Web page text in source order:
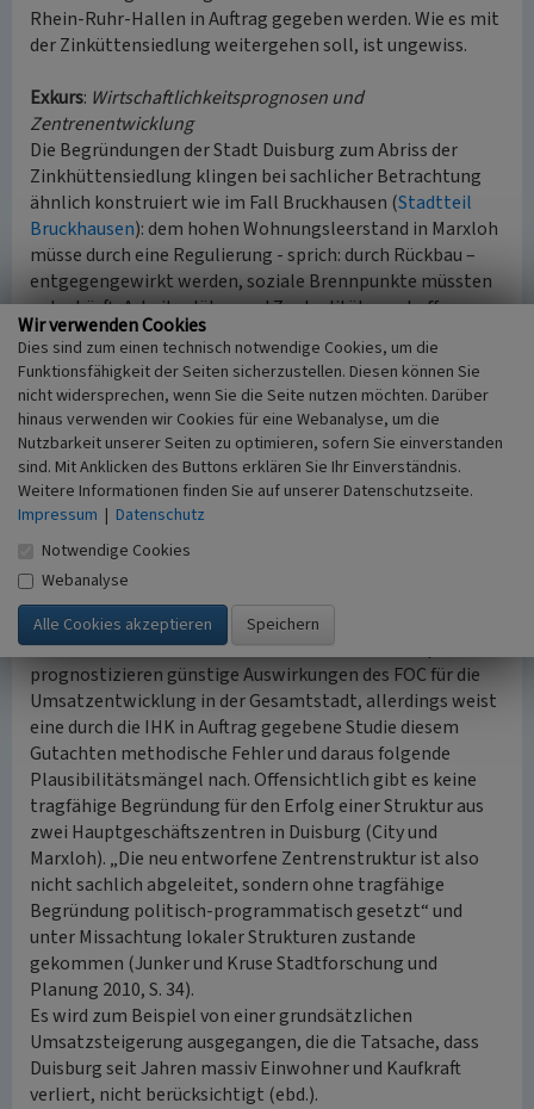
Rhein-Ruhr-Hallen in Auftrag gegeben werden. Wie es mit
der Zinküttensiedlung weitergehen soll, ist ungewiss.
Exkurs: Wirtschaftlichkeitsprognosen und
Zentrenentwicklung
Die Begründungen der Stadt Duisburg zum Abriss der
Zinkhüttensiedlung klingen bei sachlicher Betrachtung
ähnlich konstruiert wie im Fall Bruckhausen (Stadtteil
Bruckhausen): dem hohen Wohnungsleerstand in Marxloh
müsse durch eine Regulierung - sprich: durch Rückbau –
entgegengewirkt werden, soziale Brennpunkte müssten
entschärft, Arbeitsplätze und Zentralität geschaffen,
Einnahmen generiert werden… . Allerdings: in der
Zinkhüttensiedlung gab es weder Leerstand noch soziale
Brennpunkte; es war eine intakte Wohnsiedlung ohne
Brennpunkte. Die Bonität der Investorenfirma scheint
mehr als zweifelhaft zu sein und die Prognosen zu den
wirtschaftlichen Auswirkungen des FOC sind methodisch
unsauber erstellt. Mit dem Beschluss zum Bau eines FOC
in Marxloh weicht die Stadt Duisburg außerdem stark von
den im Masterplan Innenstadt von Sir Norman Foster
dargelegten und politisch akzeptierten
Entwicklungsvorschlägen ab.
Ein von der Stadt in Auftrag gegebenes Gutachten sowie
das städtische Einzelhandels- und Zentrenkonzept
prognostizieren günstige Auswirkungen des FOC für die
Umsatzentwicklung in der Gesamtstadt, allerdings weist
eine durch die IHK in Auftrag gegebene Studie diesem
Gutachten methodische Fehler und daraus folgende
Plausibilitätsmängel nach. Offensichtlich gibt es keine
tragfähige Begründung für den Erfolg einer Struktur aus
zwei Hauptgeschäftszentren in Duisburg (City und
Marxloh). „Die neu entworfene Zentrenstruktur ist also
nicht sachlich abgeleitet, sondern ohne tragfähige
Begründung politisch-programmatisch gesetzt“ und
unter Missachtung lokaler Strukturen zustande
gekommen (Junker und Kruse Stadtforschung und
Planung 2010, S. 34).
Es wird zum Beispiel von einer grundsätzlichen
Umsatzsteigerung ausgegangen, die die Tatsache, dass
Duisburg seit Jahren massiv Einwohner und Kaufkraft
verliert, nicht berücksichtigt (ebd.).
Wir verwenden Cookies
Dies sind zum einen technisch notwendige Cookies, um die
Funktionsfähigkeit der Seiten sicherzustellen. Diesen können Sie
nicht widersprechen, wenn Sie die Seite nutzen möchten. Darüber
hinaus verwenden wir Cookies für eine Webanalyse, um die
Nutzbarkeit unserer Seiten zu optimieren, sofern Sie einverstanden
sind. Mit Anklicken des Buttons erklären Sie Ihr Einverständnis.
Weitere Informationen finden Sie auf unserer Datenschutzseite.
Impressum | Datenschutz
Notwendige Cookies
Webanalyse